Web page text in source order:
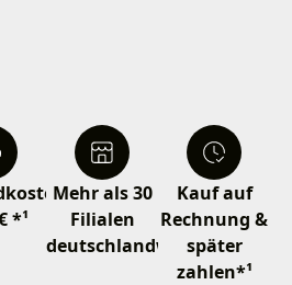
*¹
Mehr als 30
Filialen
deutschlandweit
Kauf auf
Rechnung &
später
zahlen*¹